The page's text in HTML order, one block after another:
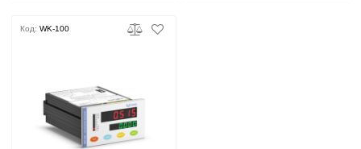
Код: WK-100